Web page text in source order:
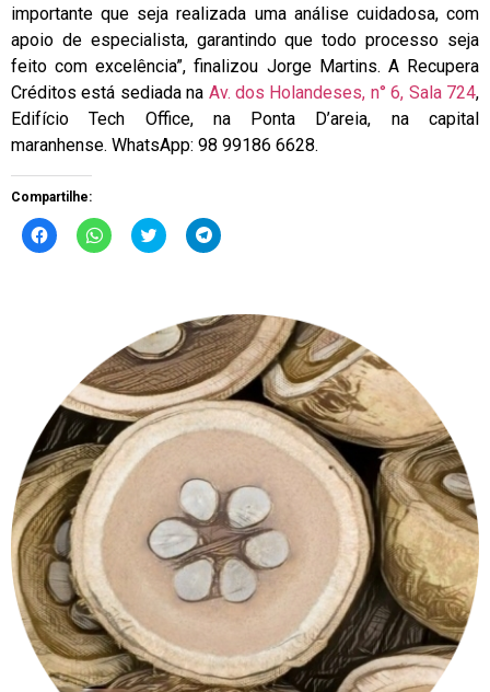
importante que seja realizada uma análise cuidadosa, com
apoio de especialista, garantindo que todo processo seja
feito com excelência”, finalizou Jorge Martins. A Recupera
Créditos está sediada na Av. dos Holandeses, n° 6, Sala 724,
Edifício Tech Office, na Ponta D’areia, na capital
maranhense. WhatsApp: 98 99186 6628.
Compartilhe:
Clique
para
Clique
para
janela)
Clique
para
nova
janela)
Clique
para
nova
janela)